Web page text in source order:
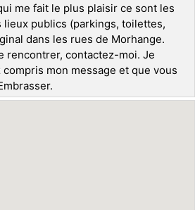
me fait le plus plaisir ce sont les
lieux publics (parkings, toilettes,
dans les rues de Morhange.
rencontrer, contactez-moi. Je
mon message et que vous